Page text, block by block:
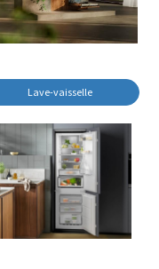
Lave-vaisselle